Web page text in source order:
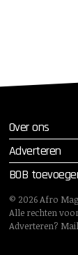
Over ons
Adverteren
BOB
© 2026Afro
Alle rechten
Adverteren?